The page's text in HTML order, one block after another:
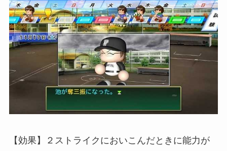
【効果】２ストライクにおいこんだときに能力が